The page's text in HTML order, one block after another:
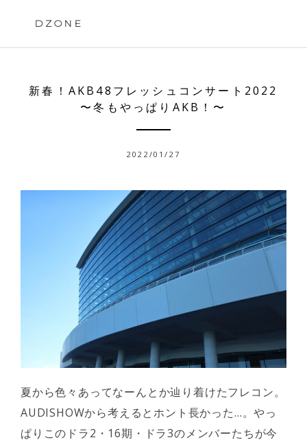
DZONE
新春！AKB48フレッシュコンサート2022
〜冬もやっぱりAKB！〜
2022/01/27
夏から色々あってなーんとか辿り着けたフレコン。
AUDISHOWから考えるとホント長かった…。やっ
ぱりこのドラ2・16期・ドラ3のメンバーたちが今